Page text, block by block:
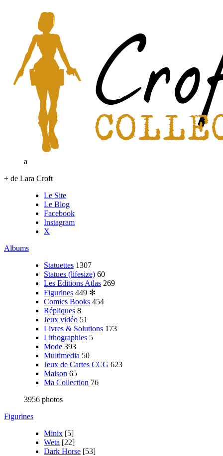
a
+ de Lara Croft
Le Site
Le Blog
Facebook
Instagram
X
Albums
Statuettes 1307
Statues (lifesize) 60
Les Editions Atlas 269
Figurines 449 ✻
Comics Books 454
Répliques 8
Jeux vidéo 51
Livres & Solutions 173
Lithographies 5
Mode 393
Multimedia 50
Jeux de Cartes CCG 623
Maison 65
Ma Collection 76
3956 photos
Figurines
Minix [5]
Weta [22]
Dark Horse [53]